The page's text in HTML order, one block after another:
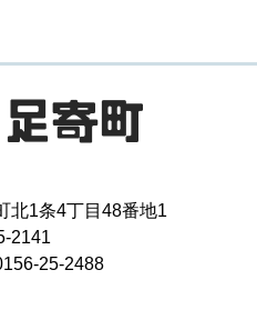
北1条4丁目48番地1
2141
25-2488